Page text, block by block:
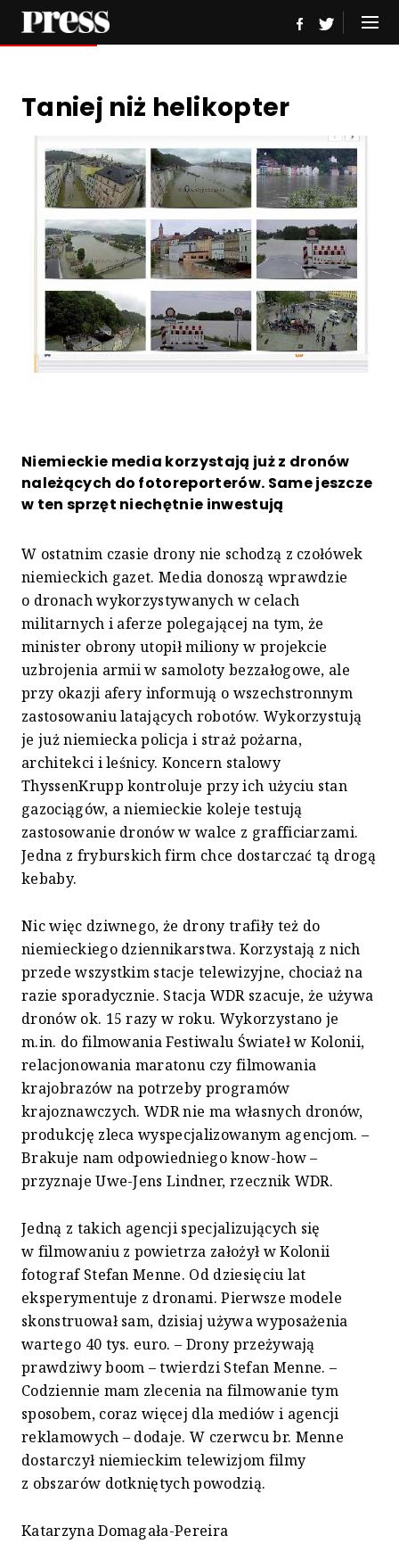
Taniej niż helikopter
Niemieckie media korzystają już z dronów
należących do fotoreporterów. Same jeszcze
w ten sprzęt niechętnie inwestują
W ostatnim czasie drony nie schodzą z czołówek
niemieckich gazet. Media donoszą wprawdzie
o dronach wykorzystywanych w celach
militarnych i aferze polegającej na tym, że
minister obrony utopił miliony w projekcie
uzbrojenia armii w samoloty bezzałogowe, ale
przy okazji afery informują o wszechstronnym
zastosowaniu latających robotów. Wykorzystują
je już niemiecka policja i straż pożarna,
architekci i leśnicy. Koncern stalowy
ThyssenKrupp kontroluje przy ich użyciu stan
gazociągów, a niemieckie koleje testują
zastosowanie dronów w walce z grafficiarzami.
Jedna z fryburskich firm chce dostarczać tą drogą
kebaby.
Nic więc dziwnego, że drony trafiły też do
niemieckiego dziennikarstwa. Korzystają z nich
przede wszystkim stacje telewizyjne, chociaż na
razie sporadycznie. Stacja WDR szacuje, że używa
dronów ok. 15 razy w roku. Wykorzystano je
m.in. do filmowania Festiwalu Świateł w Kolonii,
relacjonowania maratonu czy filmowania
krajobrazów na potrzeby programów
krajoznawczych. WDR nie ma własnych dronów,
produkcję zleca wyspecjalizowanym agencjom. –
Brakuje nam odpowiedniego know-how –
przyznaje Uwe-Jens Lindner, rzecznik WDR.
Jedną z takich agencji specjalizujących się
w filmowaniu z powietrza założył w Kolonii
fotograf Stefan Menne. Od dziesięciu lat
eksperymentuje z dronami. Pierwsze modele
skonstruował sam, dzisiaj używa wyposażenia
wartego 40 tys. euro. – Drony przeżywają
prawdziwy boom – twierdzi Stefan Menne. –
Codziennie mam zlecenia na filmowanie tym
sposobem, coraz więcej dla mediów i agencji
reklamowych – dodaje. W czerwcu br. Menne
dostarczył niemieckim telewizjom filmy
z obszarów dotkniętych powodzią.
Katarzyna Domagała-Pereira